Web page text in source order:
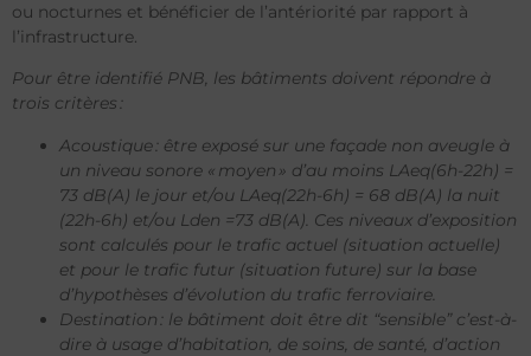
ou nocturnes et bénéficier de l’antériorité par rapport à
l’infrastructure.
Pour être identifié PNB, les bâtiments doivent répondre à
trois critères :
Acoustique : être exposé sur une façade non aveugle à
un niveau sonore « moyen » d’au moins LAeq(6h-22h) =
73 dB(A) le jour et/ou LAeq(22h-6h) = 68 dB(A) la nuit
(22h-6h) et/ou Lden =73 dB(A). Ces niveaux d’exposition
sont calculés pour le trafic actuel (situation actuelle)
et pour le trafic futur (situation future) sur la base
d’hypothèses d’évolution du trafic ferroviaire.
Destination : le bâtiment doit être dit “sensible” c’est-à-
dire à usage d’habitation, de soins, de santé, d’action